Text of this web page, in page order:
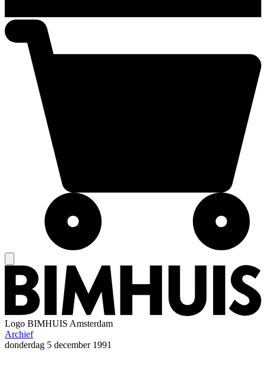
Logo BIMHUIS Amsterdam
Archief
donderdag 5 december 1991